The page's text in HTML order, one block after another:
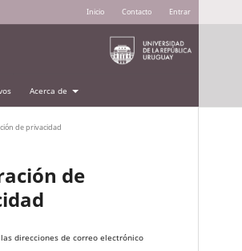
Acerca de
Inicio Contacto Entrar
de privacidad
de
las direcciones de correo electrónico